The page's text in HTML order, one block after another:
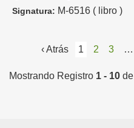
Signatura: M-6516 ( libro )
‹ Atrás 1 2 3 …
Mostrando Registro 1 - 10 de